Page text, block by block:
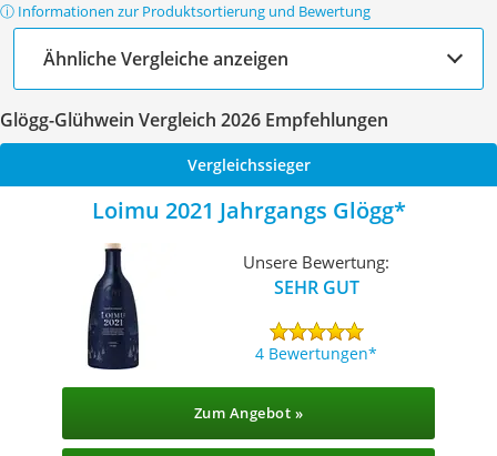
ⓘ Informationen zur Produktsortierung und Bewertung
Ähnliche Vergleiche anzeigen
Glögg-Glühwein Vergleich 2026 Empfehlungen
Vergleichssieger
Loimu 2021 Jahrgangs Glögg
Unsere Bewertung:
SEHR GUT
4 Bewertungen
Zum Angebot »